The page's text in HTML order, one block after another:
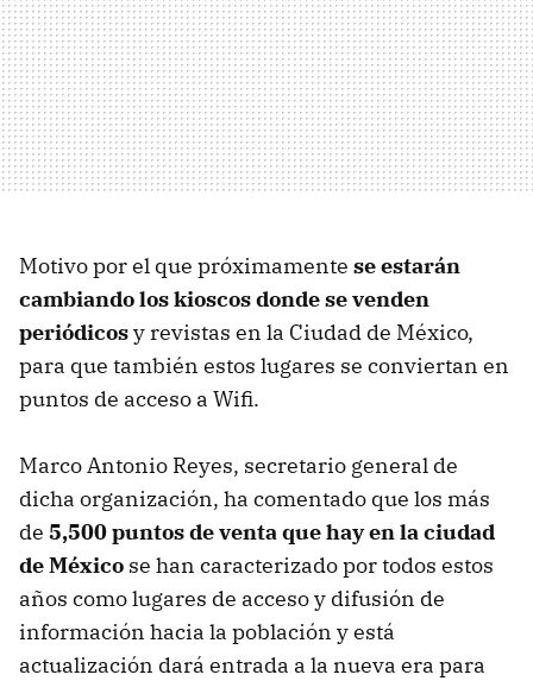
Motivo por el que próximamente se estarán
cambiando los kioscos donde se venden
periódicosy revistas en la Ciudad de México,
para que también estos lugares se conviertan en
puntos de acceso a Wifi.
Marco Antonio Reyes, secretario general de
dicha organización, ha comentado que los más
de 5,500 puntos de venta que hay en la ciudad
de México se han caracterizado por todos estos
años como lugares de acceso y difusión de
información hacia la población y está
actualización dará entrada a la nueva era para